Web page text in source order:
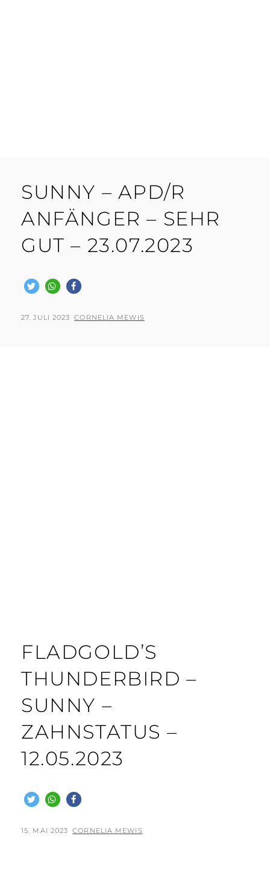
SUNNY – APD/R
ANFÄNGER – SEHR
GUT – 23.07.2023
POSTED
27. JULI 2023 BY
CORNELIA MEWIS
FLADGOLD’S
THUNDERBIRD –
SUNNY –
ZAHNSTATUS –
12.05.2023
POSTED
15. MAI 2023 BY
CORNELIA MEWIS